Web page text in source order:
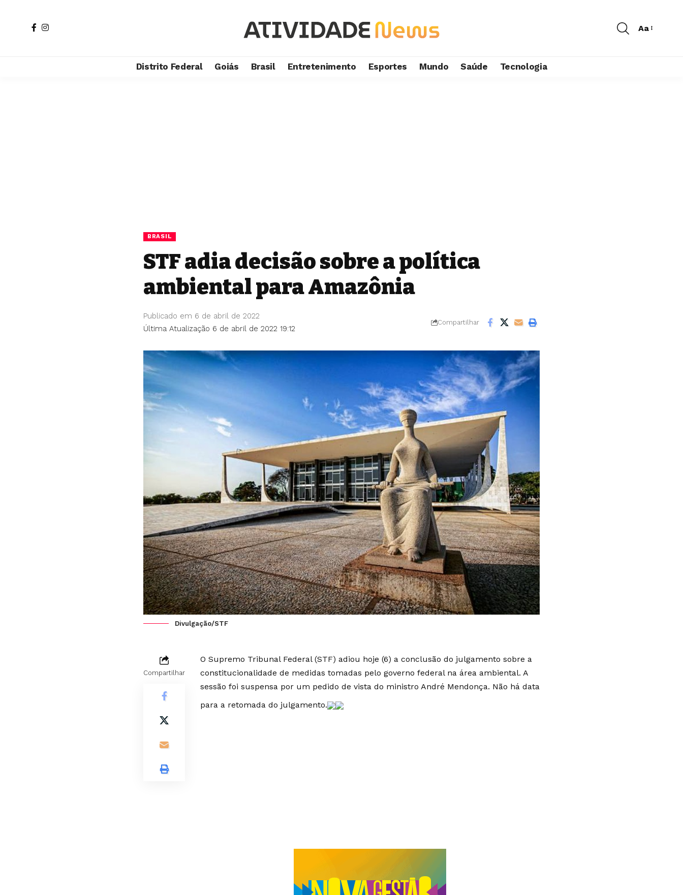
Aa
Distrito Federal Goiás Brasil Entretenimento Esportes Mundo Saúde Tecnologia
BRASIL
STF adia decisão sobre a política
ambiental para Amazônia
Última Atualização 6 de abril de 2022 19:12
Publicado em 6 de abril de 2022
Compartilhar
Divulgação/STF
Compartilhar
O Supremo Tribunal Federal (STF) adiou hoje (6) a conclusão do julgamento sobre a
constitucionalidade de medidas tomadas pelo governo federal na área ambiental. A
sessão foi suspensa por um pedido de vista do ministro André Mendonça. Não há data
para a retomada do julgamento.